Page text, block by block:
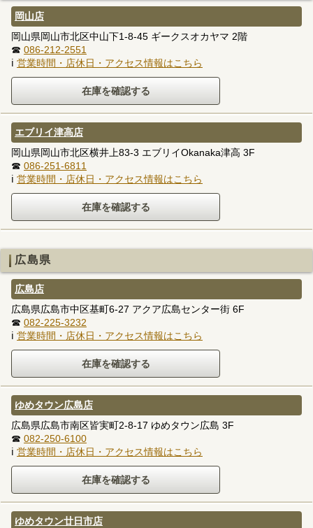
岡山店
岡山県岡山市北区中山下1-8-45 ギークスオカヤマ 2階
☎ 086-212-2551
ℹ 営業時間・店休日・アクセス情報はこちら
エブリイ津高店
岡山県岡山市北区横井上83-3 エブリイOkanaka津高 3F
☎ 086-251-6811
ℹ 営業時間・店休日・アクセス情報はこちら
広島県
広島店
広島県広島市中区基町6-27 アクア広島センター街 6F
☎ 082-225-3232
ℹ 営業時間・店休日・アクセス情報はこちら
ゆめタウン広島店
広島県広島市南区皆実町2-8-17 ゆめタウン広島 3F
☎ 082-250-6100
ℹ 営業時間・店休日・アクセス情報はこちら
ゆめタウン廿日市店